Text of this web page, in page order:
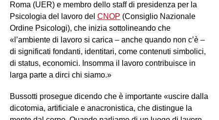
Roma (UER) e membro dello staff di presidenza per la
Psicologia del lavoro del CNOP (Consiglio Nazionale
Ordine Psicologi), che inizia sottolineando che
«l’ambiente di lavoro si carica – anche quando non c’è –
di significati fondanti, identitari, come contenuti simbolici,
di status, economici. Insomma il lavoro contribuisce in
larga parte a dirci chi siamo.»
Bussotti prosegue dicendo che è importante «uscire dalla
dicotomia, artificiale e anacronistica, che distingue la